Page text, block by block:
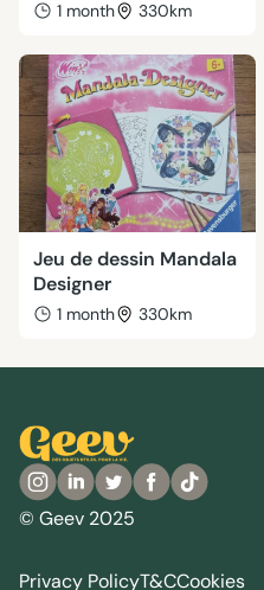
1 month 330km
Jeu de dessin Mandala
Designer
1 month 330km
© Geev 2025
Privacy PolicyT&CCookies